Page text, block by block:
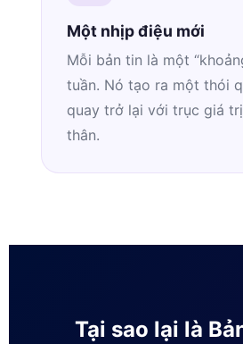
Một nhịp điệu mới
Mỗi bản tin là một
tuần. Nó tạo ra một thói
quay trở lại với trục giá
thân.
Tại sao lại là